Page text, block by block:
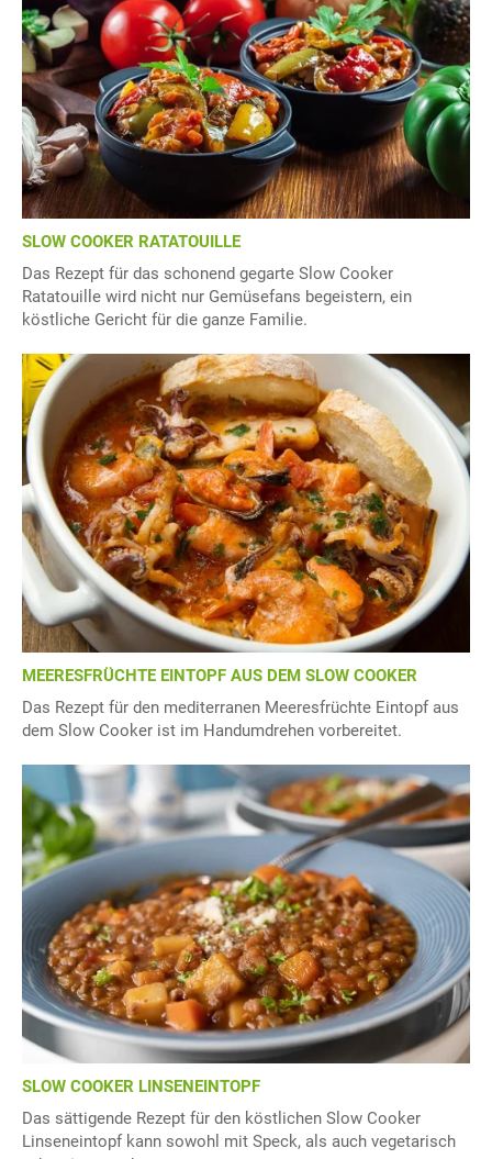
SLOW COOKER RATATOUILLE
Das Rezept für das schonend gegarte Slow Cooker
Ratatouille wird nicht nur Gemüsefans begeistern, ein
köstliche Gericht für die ganze Familie.
MEERESFRÜCHTE EINTOPF AUS DEM SLOW COOKER
Das Rezept für den mediterranen Meeresfrüchte Eintopf aus
dem Slow Cooker ist im Handumdrehen vorbereitet.
SLOW COOKER LINSENEINTOPF
Das sättigende Rezept für den köstlichen Slow Cooker
Linseneintopf kann sowohl mit Speck, als auch vegetarisch